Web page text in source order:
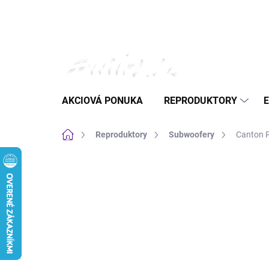
AKCIOVÁ PONUKA REPRODUKTORY
DomovReproduktory Subwoofery Canton